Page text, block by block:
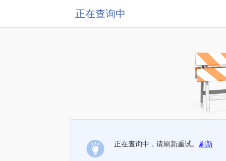
正在查询中
正在查询中，请刷新重试。 刷新